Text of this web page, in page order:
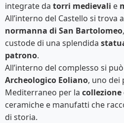
integrate da torri medievali e
All’interno del Castello si trova
normanna di San Bartolomeo
custode di una splendida
patrono.
All’interno del complesso si
Archeologico Eoliano, uno dei
Mediterraneo per la
ceramiche e manufatti che
di storia.